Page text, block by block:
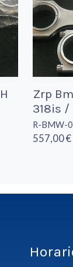
Zrp
318is /
R-BMW-
557,00 €